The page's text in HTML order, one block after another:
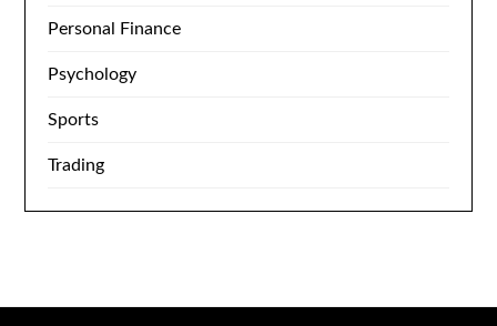
Personal Finance
Psychology
Sports
Trading